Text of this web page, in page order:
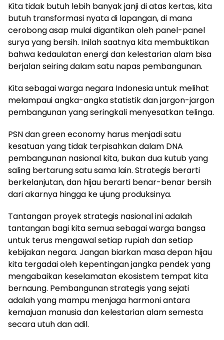
Kita tidak butuh lebih banyak janji di atas kertas, kita
butuh transformasi nyata di lapangan, di mana
cerobong asap mulai digantikan oleh panel-panel
surya yang bersih. Inilah saatnya kita membuktikan
bahwa kedaulatan energi dan kelestarian alam bisa
berjalan seiring dalam satu napas pembangunan.
Kita sebagai warga negara Indonesia untuk melihat
melampaui angka-angka statistik dan jargon-jargon
pembangunan yang seringkali menyesatkan telinga.
PSN dan green economy harus menjadi satu
kesatuan yang tidak terpisahkan dalam DNA
pembangunan nasional kita, bukan dua kutub yang
saling bertarung satu sama lain. Strategis berarti
berkelanjutan, dan hijau berarti benar-benar bersih
dari akarnya hingga ke ujung produksinya.
Tantangan proyek strategis nasional ini adalah
tantangan bagi kita semua sebagai warga bangsa
untuk terus mengawal setiap rupiah dan setiap
kebijakan negara. Jangan biarkan masa depan hijau
kita tergadai oleh kepentingan jangka pendek yang
mengabaikan keselamatan ekosistem tempat kita
bernaung. Pembangunan strategis yang sejati
adalah yang mampu menjaga harmoni antara
kemajuan manusia dan kelestarian alam semesta
secara utuh dan adil.